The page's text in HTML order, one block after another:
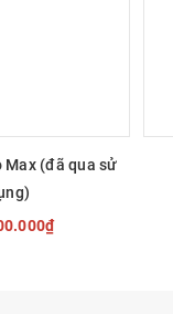
Max (đã qua sử